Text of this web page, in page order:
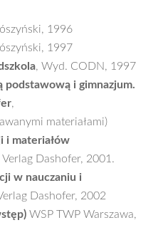
1996
1997
, Wyd. CODN, 1997
podstawową i gimnazjum.
,
materiałami)
i materiałów
Dashofer, 2001.
w nauczaniu i
Dashofer, 2002
WSP TWP Warszawa,